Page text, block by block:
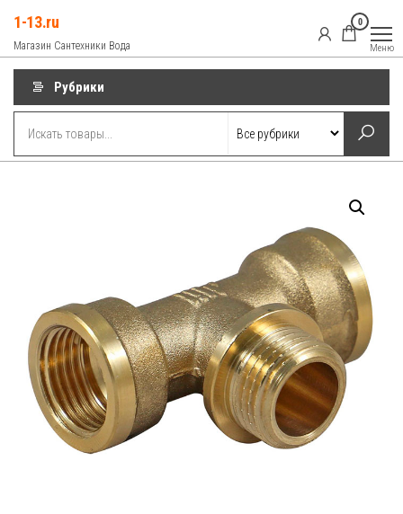
содержимому
1-13.ru
Магазин Сантехники Вода
0
Меню
Рубрики